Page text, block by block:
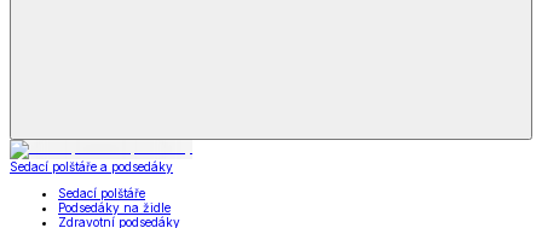
Sedací polštáře a podsedáky
Sedací polštáře
Podsedáky na židle
Zdravotní podsedáky